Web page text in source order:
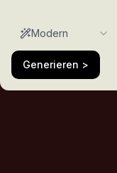
Modern
Generieren >